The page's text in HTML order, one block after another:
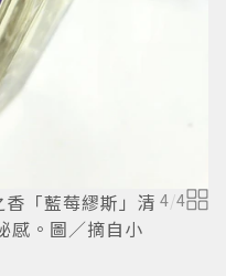
「藍莓繆斯」清
感。圖／摘自小
4/4